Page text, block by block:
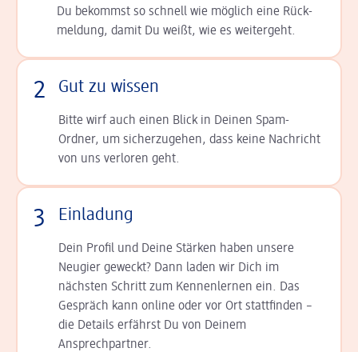
Du bekommst so schnell wie möglich eine Rück­
meldung, damit Du weißt, wie es weitergeht.
2 Gut zu wissen
Bitte wirf auch einen Blick in Deinen Spam-
Ordner, um sicherzugehen, dass keine Nachricht
von uns verloren geht.
3 Einladung
Dein Profil und Deine Stär­ken haben unsere
Neugier geweckt? Dann laden wir Dich im
nächsten Schritt zum Kennen­lernen ein. Das
Gespräch kann online oder vor Ort statt­finden –
die Details er­fährst Du von Deinem
Ansprechpartner.